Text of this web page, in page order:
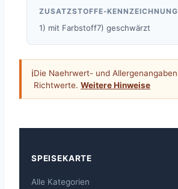
ZUSATZSTOFFE-KENNZEICHNUNG
1) mit Farbstoff7) geschwärzt
ℹDie Naehrwert- und
Richtwerte. Weitere Hinweise
SPEISEKARTE
Alle Kategorien